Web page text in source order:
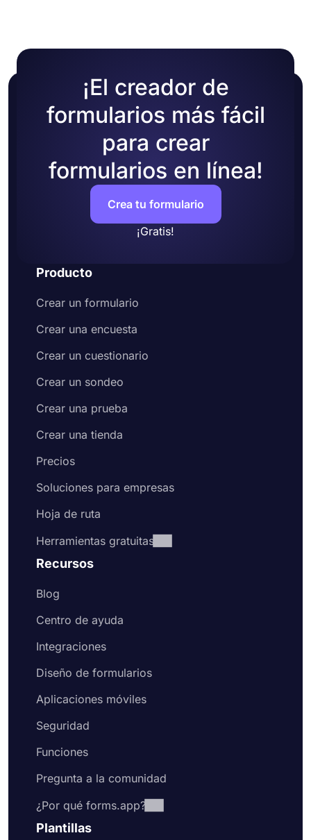
¡El creador de
formularios más fácil
para crear
formularios en línea!
Crea tu formulario
¡Gratis!
Producto
Crear un formulario
Crear una encuesta
Crear un cuestionario
Crear un sondeo
Crear una prueba
Crear una tienda
Precios
Soluciones para empresas
Hoja de ruta
Herramientas gratuitas
Recursos
Blog
Centro de ayuda
Integraciones
Diseño de formularios
Aplicaciones móviles
Seguridad
Funciones
Pregunta a la comunidad
¿Por qué forms.app?
Plantillas